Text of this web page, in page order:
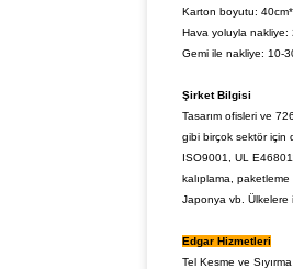
Karton boyutu:
Hava yoluyla nakliye:
Gemi ile nakliye: 10-
Şirket Bilgisi
Tasarım ofisleri ve
gibi birçok sektör için
ISO9001, UL
kalıplama,
Japonya vb. Ülkelere
Edgar Hizmetleri
Tel Kesme ve Sıyırma